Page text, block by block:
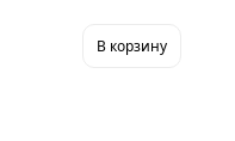
В корзину